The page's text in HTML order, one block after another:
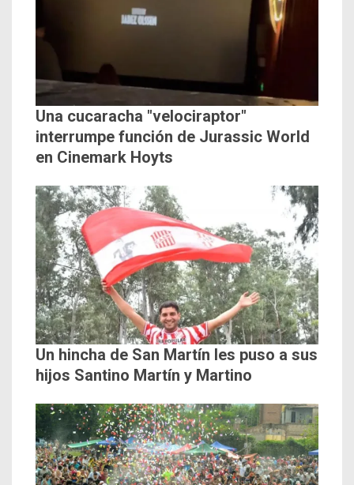
Una cucaracha "velociraptor"
interrumpe función de Jurassic World
en Cinemark Hoyts
Un hincha de San Martín les puso a sus
hijos Santino Martín y Martino